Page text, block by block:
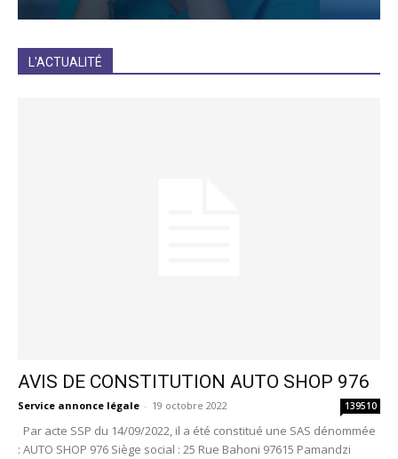
L'ACTUALITÉ
AVIS DE CONSTITUTION AUTO SHOP 976
Service annonce légale - 19 octobre 2022 139510
Par acte SSP du 14/09/2022, il a été constitué une SAS dénommée
: AUTO SHOP 976 Siège social : 25 Rue Bahoni 97615 Pamandzi